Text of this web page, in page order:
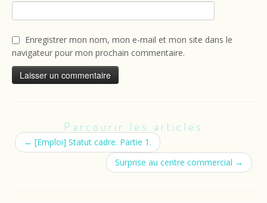
Enregistrer mon nom, mon e-mail et mon site dans le
navigateur pour mon prochain commentaire.
Parcourir les articles
← [Emploi] Statut cadre. Partie 1.
Surprise au centre commercial →